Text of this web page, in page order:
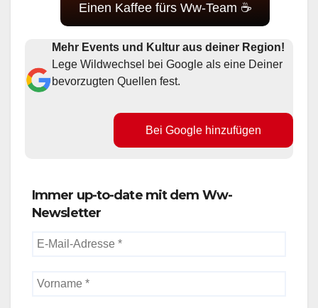
Einen Kaffee fürs Ww-Team ☕
Mehr Events und Kultur aus deiner Region!
Lege Wildwechsel bei Google als eine Deiner
bevorzugten Quellen fest.
Bei Google hinzufügen
Immer up-to-date mit dem Ww-
Newsletter